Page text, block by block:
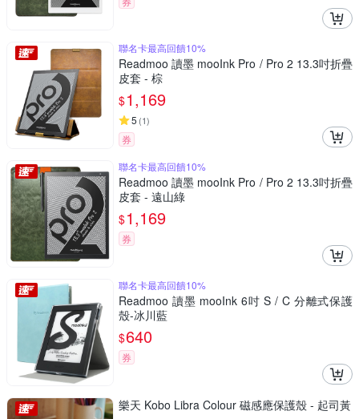
聯名卡最高回饋10%
Readmoo 讀墨 mooInk Pro / Pro 2 13.3吋折疊
皮套 - 棕
$1,169
5 (1)
券
聯名卡最高回饋10%
Readmoo 讀墨 mooInk Pro / Pro 2 13.3吋折疊
皮套 - 遠山綠
$1,169
券
聯名卡最高回饋10%
Readmoo 讀墨 mooInk 6吋 S / C 分離式保護
殼-冰川藍
$640
券
樂天 Kobo Libra Colour 磁感應保護殼 - 起司黃